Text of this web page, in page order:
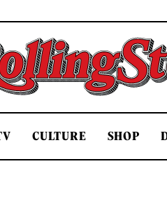
Rolling Stone
CULTURE SHOP